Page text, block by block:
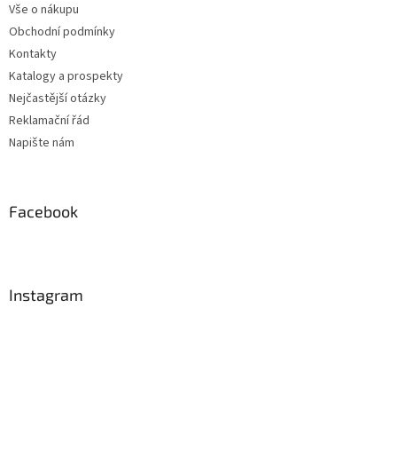
Vše o nákupu
Obchodní podmínky
Kontakty
Katalogy a prospekty
Nejčastější otázky
Reklamační řád
Napište nám
Facebook
Instagram